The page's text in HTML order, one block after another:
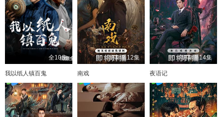
全10集
我以纸人镇百鬼
更新至12集
南戏
更新至14集
夜语记